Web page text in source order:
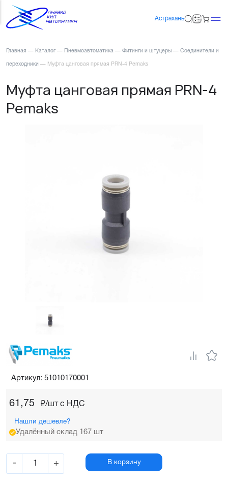
Астрахань
Главная — Каталог — Пневмоавтоматика — Фитинги и штуцеры — Соединители и
переходники — Муфта цанговая прямая PRN-4 Pemaks
Муфта цанговая прямая PRN-4
Pemaks
61,75 ₽/шт c НДС
Нашли дешевле?
Удалённый склад 167 шт
- + В корзину
Артикул: 51010170001